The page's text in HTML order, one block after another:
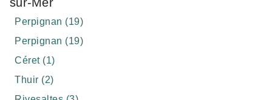
Perpignan (19)
Perpignan (19)
Céret (1)
Thuir (2)